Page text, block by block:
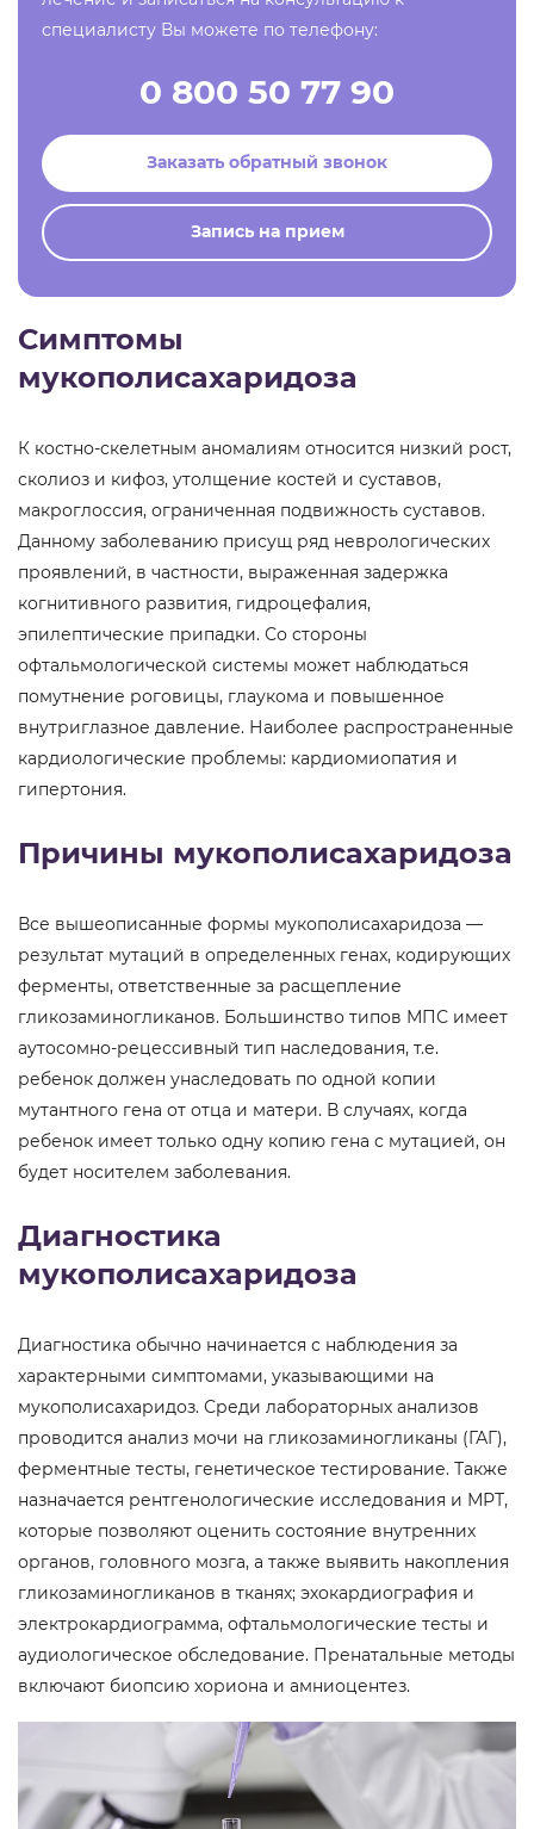
специалисту Вы можете по телефону:
0 800 50 77 90
Заказать обратный звонок
Запись на прием
Симптомы
мукополисахаридоза
К костно-скелетным аномалиям относится низкий рост,
сколиоз и кифоз, утолщение костей и суставов,
макроглоссия, ограниченная подвижность суставов.
Данному заболеванию присущ ряд неврологических
проявлений, в частности, выраженная задержка
когнитивного развития, гидроцефалия,
эпилептические припадки. Со стороны
офтальмологической системы может наблюдаться
помутнение роговицы, глаукома и повышенное
внутриглазное давление. Наиболее распространенные
кардиологические проблемы: кардиомиопатия и
гипертония.
Причины мукополисахаридоза
Все вышеописанные формы мукополисахаридоза —
результат мутаций в определенных генах, кодирующих
ферменты, ответственные за расщепление
гликозаминогликанов. Большинство типов МПС имеет
аутосомно-рецессивный тип наследования, т.е.
ребенок должен унаследовать по одной копии
мутантного гена от отца и матери. В случаях, когда
ребенок имеет только одну копию гена с мутацией, он
будет носителем заболевания.
Диагностика
мукополисахаридоза
Диагностика обычно начинается с наблюдения за
характерными симптомами, указывающими на
мукополисахаридоз. Среди лабораторных анализов
проводится анализ мочи на гликозаминогликаны (ГАГ),
ферментные тесты, генетическое тестирование. Также
назначается рентгенологические исследования и МРТ,
которые позволяют оценить состояние внутренних
органов, головного мозга, а также выявить накопления
гликозаминогликанов в тканях; эхокардиография и
электрокардиограмма, офтальмологические тесты и
аудиологическое обследование. Пренатальные методы
включают биопсию хориона и амниоцентез.